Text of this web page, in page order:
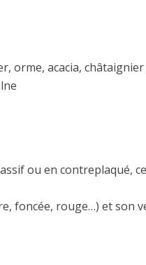
orme, acacia, châtaignier
ou en contreplaqué,
foncée, rouge…) et son